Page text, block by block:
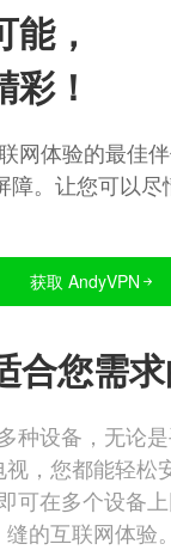
，
！
网体验的最佳
障。让您可以
获取 AndyVPN
合您需
种设备，无论
，您都能轻松
可在多个设备
缝的互联网体验。